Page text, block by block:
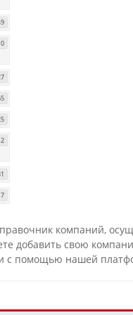
компаний,
добавить свою
с помощью нашей